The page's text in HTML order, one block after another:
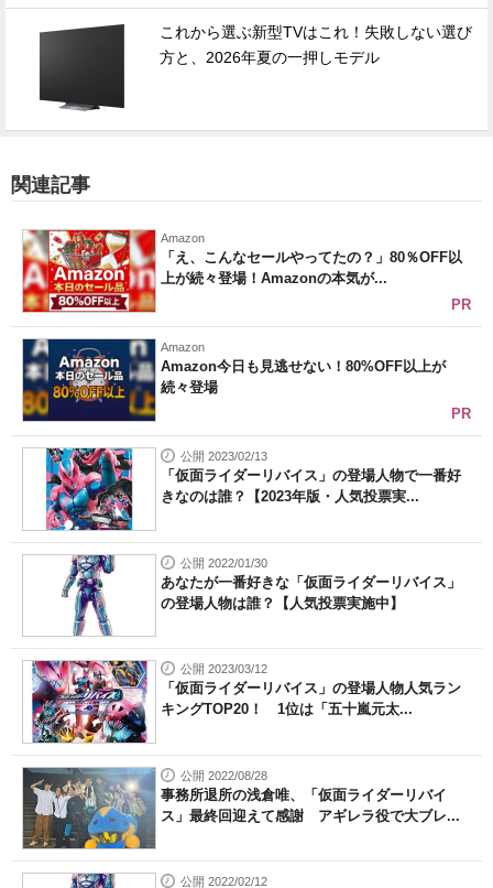
これから選ぶ新型TVはこれ！失敗しない選び
方と、2026年夏の一押しモデル
関連記事
Amazon
「え、こんなセールやってたの？」80％OFF以
上が続々登場！Amazonの本気が...
PR
Amazon
Amazon今日も見逃せない！80%OFF以上が
続々登場
PR
公開 2023/02/13
「仮面ライダーリバイス」の登場人物で一番好
きなのは誰？【2023年版・人気投票実...
公開 2022/01/30
あなたが一番好きな「仮面ライダーリバイス」
の登場人物は誰？【人気投票実施中】
公開 2023/03/12
「仮面ライダーリバイス」の登場人物人気ラン
キングTOP20！ 1位は「五十嵐元太...
公開 2022/08/28
事務所退所の浅倉唯、「仮面ライダーリバイ
ス」最終回迎えて感謝 アギレラ役で大ブレ...
公開 2022/02/12